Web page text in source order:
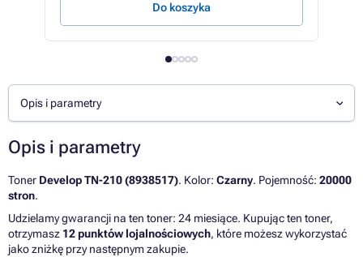
Do koszyka
Opis i parametry
Opis i parametry
Toner Develop TN-210 (8938517). Kolor: Czarny. Pojemność: 20000
stron.
Udzielamy gwarancji na ten toner: 24 miesiące. Kupując ten toner,
otrzymasz 12 punktów lojalnościowych, które możesz wykorzystać
jako zniżkę przy następnym zakupie.